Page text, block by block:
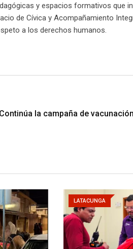
y espacios formativos que
de Cívica y Acompañamiento
a los derechos humanos.
Continúa la campaña de
LATACUNGA